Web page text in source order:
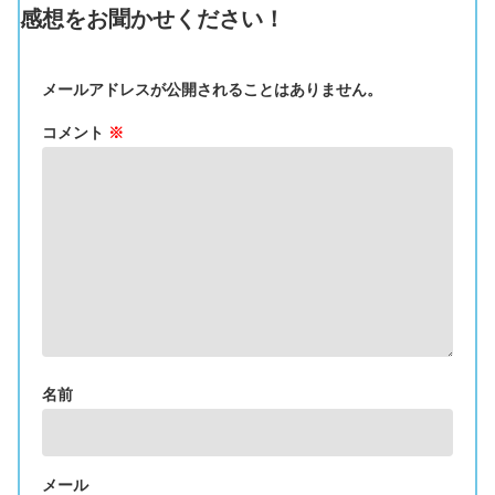
感想をお聞かせください！
メールアドレスが公開されることはありません。
コメント ※
名前
メール